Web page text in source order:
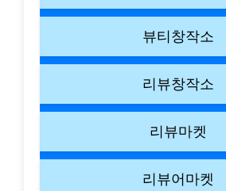
뷰티창작소
리뷰창작소
리뷰마켓
리뷰어마켓